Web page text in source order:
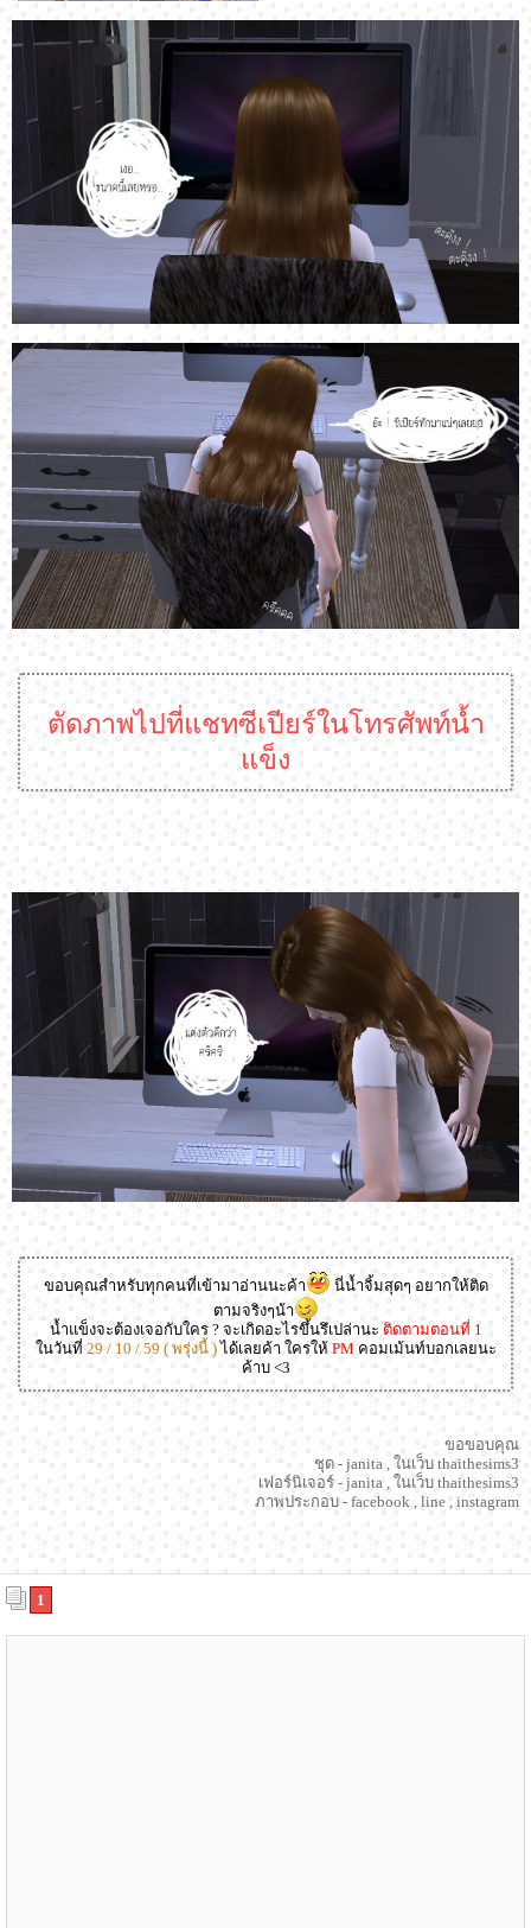
ตัดภาพไปที่แชทซีเปียร์ในโทรศัพท์น้ำ
แข็ง
ขอบคุณสำหรับทุกคนที่เข้ามาอ่านนะค้า
นี่น้ำจิ้มสุดๆ อยากให้ติด
ตามจริงๆน้า
น้ำแข็งจะต้องเจอกับใคร ? จะเกิดอะไรขึ้นรึเปล่านะติดตามตอนที่ 1
ในวันที่29 / 10 / 59 ( พรุ่งนี้ )ได้เลยค้า ใครให้PMคอมเม้นท์บอกเลยนะ
ค้าบ <3
ขอขอบคุณ
ชุด - janita , ในเว็บ thaithesims3
เฟอร์นิเจอร์ - janita , ในเว็บ thaithesims3
ภาพประกอบ - facebook , line , instagram
1